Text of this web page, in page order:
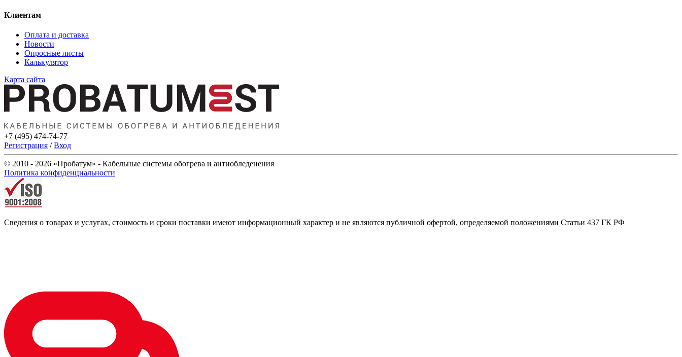
Клиентам
Оплата и доставка
Новости
Опросные листы
Калькулятор
Карта сайта
+7 (495) 474-74-77
Регистрация /Вход
© 2010 - 2026 «Пробатум» - Кабельные системы обогрева и антиобледенения
Политика конфиденциальности
Сведения о товарах и услугах, стоимость и сроки поставки имеют информационный характер и не являются публичной офертой, определяемой положениями Статьи 437 ГК РФ